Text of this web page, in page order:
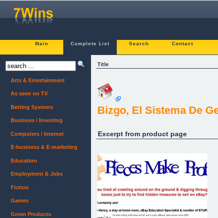
Main Complete List Search Contact
Title
Bizgo, El Sistema De
Excerpt from product page
Arts & Entertainment
As seen on TV
Betting Systems
Business / Investing
Computers / Internet
E-business & E-marketing
Education
Employment & Jobs
Fiction
Games
Green Products